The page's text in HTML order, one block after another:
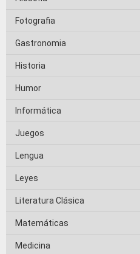
Fotografia
Gastronomia
Historia
Humor
Informática
Juegos
Lengua
Leyes
Literatura Clásica
Matemáticas
Medicina